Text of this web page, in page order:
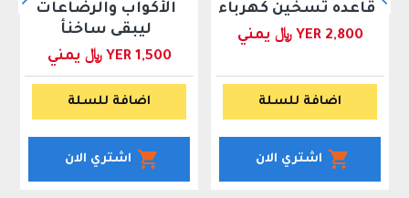
قاعده تسخين كهرباء
YER 2,800 ﷼ يمني
اضافة للسلة
اشتري الان
الأكواب والرضاعات
ليبقى ساخنأ
YER 1,500 ﷼ يمني
اضافة للسلة
اشتري الان